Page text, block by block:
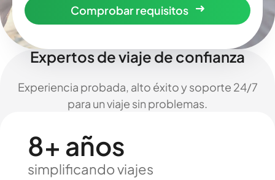
Comprobar requisitos
Expertos de viaje de confianza
Experiencia probada, alto éxito y soporte 24/7
para un viaje sin problemas.
8+ años
simplificando viajes